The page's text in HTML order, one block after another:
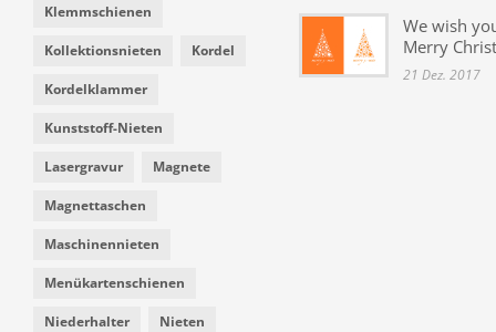
Klemmschienen
Kollektionsnieten Kordel
Kordelklammer
Kunststoff-Nieten
Lasergravur Magnete
Magnettaschen
Maschinennieten
Menükartenschienen
Niederhalter Nieten
We wish
Merry
21 Dez. 2017